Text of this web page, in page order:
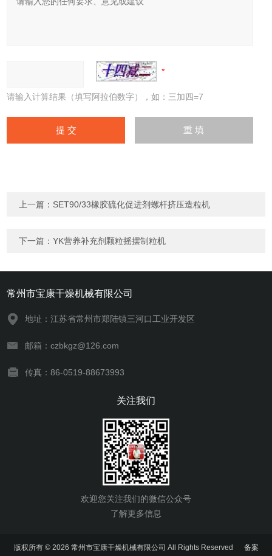
请输入计算结果（填写阿拉伯数字），如：三加四=7
上一篇： SET90/33橡胶硫化促进剂螺杆挤压造粒机
下一篇：YK营养补充剂颗粒摇摆制粒机
常州市宝康干燥机械有限公司
地址：江苏省常州市郑陆镇三河口工业开发区
邮箱：czbkgz@126.com
传真：86-0519-88673993
关注我们
欢迎您关注我们的微信公众号
了解更多信息
版权所有 © 2026 常州市宝康干燥机械有限公司 All Rights Reserved 备案